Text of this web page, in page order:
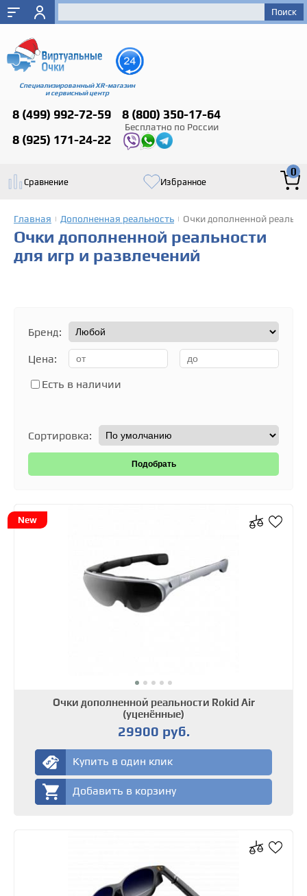
Специализированный XR-магазин
и сервисный центр
8 (499) 992-72-59 8 (800) 350-17-64
Бесплатно по России
8 (925) 171-24-22
Сравнение Избранное
0
Главная Дополненная реальность Очки дополненной
Очки дополненной реальности
для игр и развлечений
Бренд:
Цена:
Есть в наличии
Сортировка:
New
Очки дополненной реальности Rokid Air
(уценённые)
29900 руб.
Купить в один клик
Добавить в корзину